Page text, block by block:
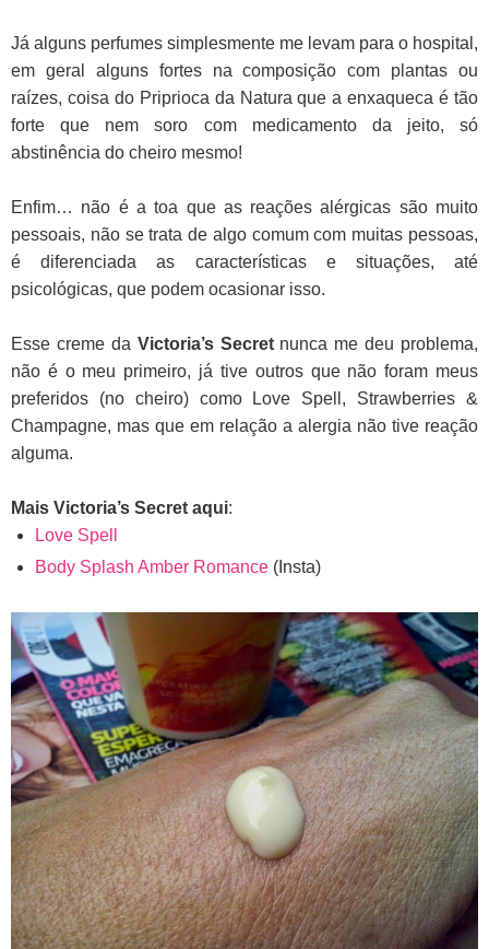
Já alguns perfumes simplesmente me levam para o hospital,
em geral alguns fortes na composição com plantas ou
raízes, coisa do Priprioca da Natura que a enxaqueca é tão
forte que nem soro com medicamento da jeito, só
abstinência do cheiro mesmo!
Enfim… não é a toa que as reações alérgicas são muito
pessoais, não se trata de algo comum com muitas pessoas,
é diferenciada as características e situações, até
psicológicas, que podem ocasionar isso.
Esse creme da Victoria’s Secretnunca me deu problema,
não é o meu primeiro, já tive outros que não foram meus
preferidos (no cheiro) como Love Spell, Strawberries &
Champagne, mas que em relação a alergia não tive reação
alguma.
Mais Victoria’s Secret aqui:
Love Spell
Body Splash Amber Romance (Insta)